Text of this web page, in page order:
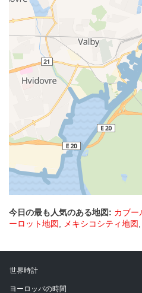
今日の最も人気のある地図: カブー
ーロット地図, メキシコシティ地図,
世界時計
ヨーロッパの時間